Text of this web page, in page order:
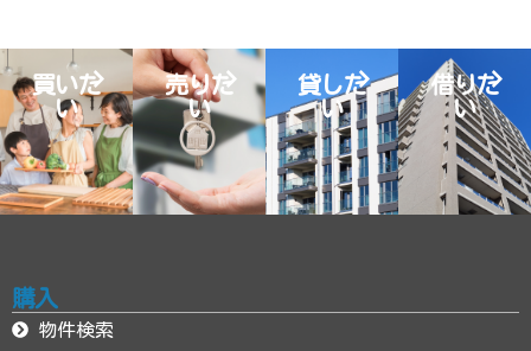
買いた
い
売りた
い
貸した
い
借りた
い
購入
物件検索